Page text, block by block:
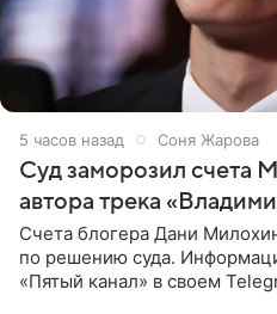
5 часов назад Соня Жарова
Суд заморозил счета
автора трека
Счета блогера Дани
по решению суда.
«Пятый канал» в своем